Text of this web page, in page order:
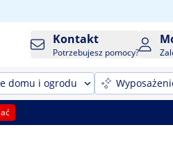
Kontakt
Potrzebujesz pomocy?
domu i ogrodu